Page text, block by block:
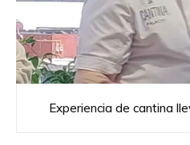
Experiencia de cantina